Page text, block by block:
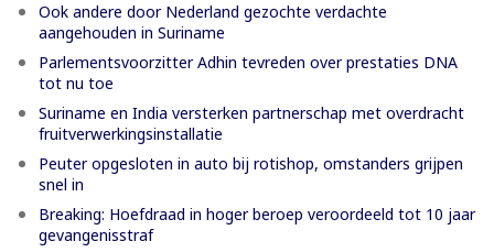
Ook andere door Nederland gezochte verdachte
aangehouden in Suriname
Parlementsvoorzitter Adhin tevreden over prestaties DNA
tot nu toe
Suriname en India versterken partnerschap met overdracht
fruitverwerkingsinstallatie
Peuter opgesloten in auto bij rotishop, omstanders grijpen
snel in
Breaking: Hoefdraad in hoger beroep veroordeeld tot 10 jaar
gevangenisstraf